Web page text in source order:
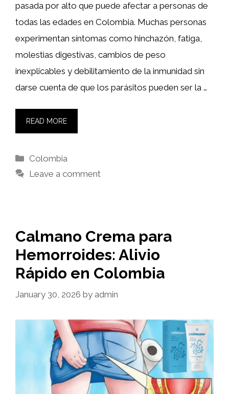
pasada por alto que puede afectar a personas de
todas las edades en Colombia. Muchas personas
experimentan síntomas como hinchazón, fatiga,
molestias digestivas, cambios de peso
inexplicables y debilitamiento de la inmunidad sin
darse cuenta de que los parásitos pueden ser la …
READ MORE
Categories
Colombia
Leave a comment
Calmano Crema para
Hemorroides: Alivio
Rápido en Colombia
January 30, 2026 by admin